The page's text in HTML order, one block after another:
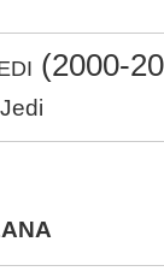
(2000-